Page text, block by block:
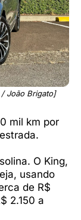
João Brigato]
mil km por
O King,
usando
de R$
2.150 a